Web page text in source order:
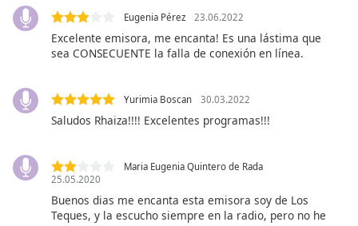
Descriptions
descriptions
,
Subtitles
opens
subtitles
settings
dialog
Eugenia Pérez 23.06.2022
Excelente emisora, me encanta! Es una lástima que
sea CONSECUENTE la falla de conexión en línea.
Yurimia Boscan 30.03.2022
Saludos Rhaiza!!!! Excelentes programas!!!
Maria Eugenia Quintero de Rada
25.05.2020
Buenos dias me encanta esta emisora soy de Los
Teques, y la escucho siempre en la radio, pero no he